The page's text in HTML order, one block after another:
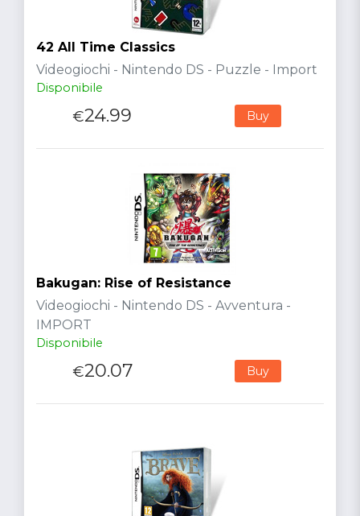
42 All Time Classics
Videogiochi - Nintendo DS - Puzzle - Import
Disponibile
€24.99 Buy
Bakugan: Rise of Resistance
Videogiochi - Nintendo DS - Avventura -
IMPORT
Disponibile
€20.07 Buy